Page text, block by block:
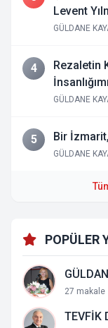
Levent
GÜLDANE
4
Rezaletin
GÜLDANE
5 Bir
GÜLDANE
POPÜLER
27 makale
TEVFİK